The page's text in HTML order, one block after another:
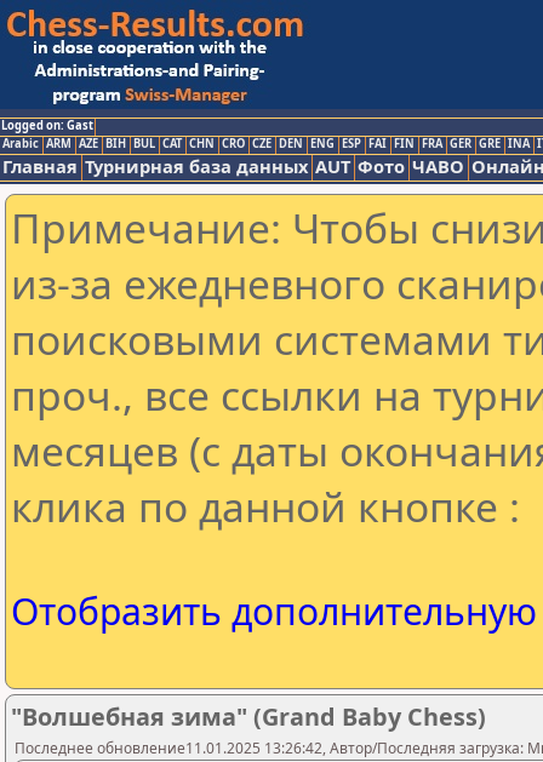
Logged on: Gast
Arabic ARM AZE BIH BUL CAT CHN CRO CZE DEN ENG ESP FAI FIN FRA GER GRE INA
Главная Турнирная база данных AUT Фото ЧАВО
Примечание: Чтобы
из-за ежедневного
поисковыми системами
проч., все ссылки на
месяцев (с даты
клика по данной кнопке :
Отобразить
"Волшебная зима" (Grand Baby Chess)
Последнее обновление11.01.2025 13:26:42, Автор/Последняя загрузка: